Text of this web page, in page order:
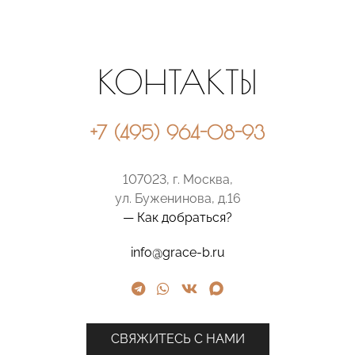
КОНТАКТЫ
+7 (495) 964-08-93
107023, г. Москва,
ул. Буженинова, д.16
— Как добраться?
info@grace-b.ru
СВЯЖИТЕСЬ С НАМИ